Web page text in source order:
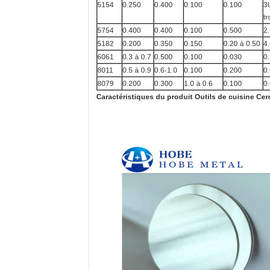
5154
0.250 0.400 0.100 0.100
5754 0.400 0.400 0.100 0.500
5182
0.200 0.350 0.150 0.20 à 0.50
6061
0.3 à 0.7 0.500 0.100 0.030
8011
0.5 à 0.9 0.6-1.0 0.100 0.200
8079
0.200 0.300 1.0 à 0.6 0.100
Caractéristiques du produit Outils de cuisine